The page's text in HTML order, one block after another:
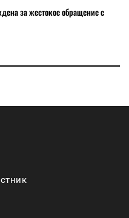
за жестокое обращение с